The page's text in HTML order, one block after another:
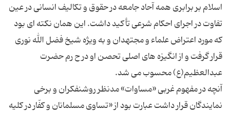
اسلام بر برابری همه آحاد جامعه در حقوق و تکالیف انسانی در عین
تفاوت در اجرای احکام شرعی تأکید داشت. این همان نکته ای بود
که مورد اعتراض علماء و مجتهدان و به ویژه شیخ فضل الله نوری
قرار گرفت و از انگیزه های اصلی تحصن او در ح رم حضرت
آنچه در مفهوم غربی «مساوات» مدنظر روشنفکران و برخی
نمایندگان قرار داشت عبارت بود از «تساوی مسلمانان و کفّار در کلیه